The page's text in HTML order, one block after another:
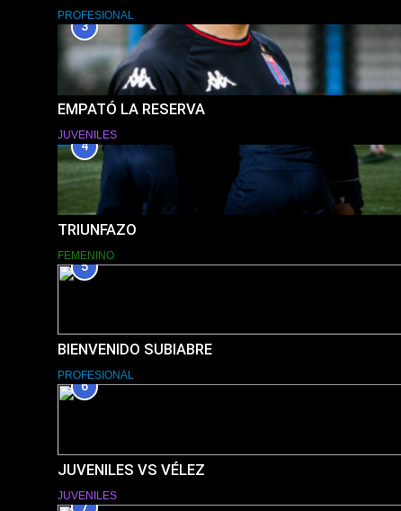
PROFESIONAL
3
EMPATÓ LA RESERVA
JUVENILES
4
TRIUNFAZO
FEMENINO
5
BIENVENIDO SUBIABRE
PROFESIONAL
6
JUVENILES VS VÉLEZ
JUVENILES
7